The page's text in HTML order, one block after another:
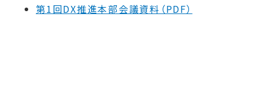
第1回DX推進本部会議資料（PDF）